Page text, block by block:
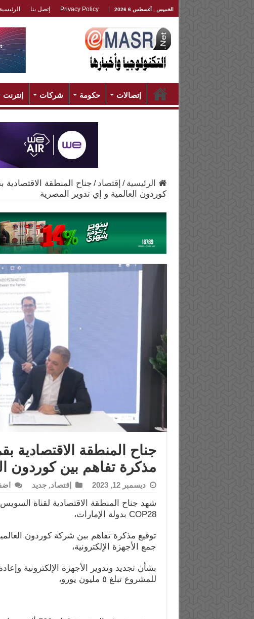
الخميس , أغسطس 6 2026 Privacy Policy إتصل بنا الرئيسية
إتصالات حكومة شركات إنترنت
الرئيسية / إقتصاد / جناح المنطقة
كوردون العالمية و إي تدوير المصرية
جناح المنطقة الاقتصادية
مذكرة تفاهم بين كوردون
ديسمبر 12, 2023 إقتصاد,جديد
شهد جناح المنطقة الاقتصادية لقناة
COP28 بدولة الإمارات،
توقيع مذكرة تفاهم بين شركة كوردون
جمع الأجهزة الإلكترونية،
بشأن تجديد وتدوير الأجهزة الإلكترونية
للمشروع تبلغ ٥ مليون يورو،